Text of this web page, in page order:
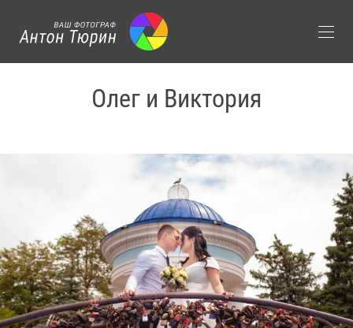
Олег и Виктория